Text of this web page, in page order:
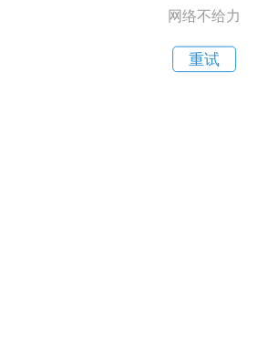
网络不给力
重试